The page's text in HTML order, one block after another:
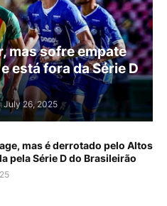
mas sofre empate
está fora da Série D
July 26, 2025
mas é derrotado pelo Altos
pela Série D do Brasileirão